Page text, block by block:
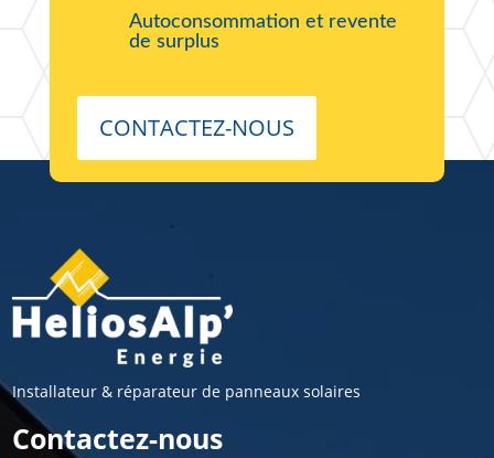
Autoconsommation et revente
de surplus
CONTACTEZ-NOUS
Installateur & réparateur de panneaux solaires
Contactez-nous